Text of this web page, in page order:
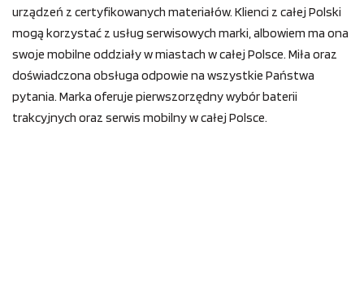
urządzeń z certyfikowanych materiałów. Klienci z całej Polski
mogą korzystać z usług serwisowych marki, albowiem ma ona
swoje mobilne oddziały w miastach w całej Polsce. Miła oraz
doświadczona obsługa odpowie na wszystkie Państwa
pytania. Marka oferuje pierwszorzędny wybór baterii
trakcyjnych oraz serwis mobilny w całej Polsce.